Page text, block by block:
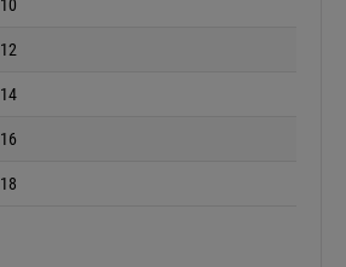
10
12
14
16
18